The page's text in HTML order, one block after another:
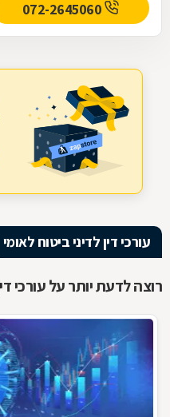
עורכי דין לדיני ביטוח לאומי